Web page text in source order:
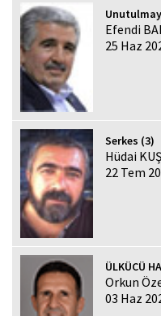
Efendi
25 Haz
Serkes (3)
Hüdai KUŞ
22 Tem
ÜLKÜCÜ
Orkun
03 Haz